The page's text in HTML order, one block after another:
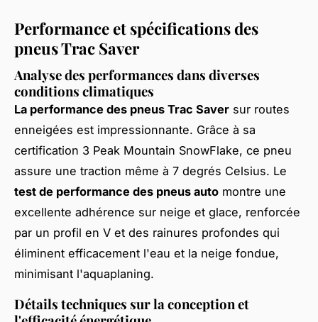
Performance et spécifications des
pneus Trac Saver
Analyse des performances dans diverses
conditions climatiques
La performance des pneus Trac Saver sur routes
enneigées est impressionnante. Grâce à sa
certification 3 Peak Mountain SnowFlake, ce pneu
assure une traction même à 7 degrés Celsius. Le
test de performance des pneus auto montre une
excellente adhérence sur neige et glace, renforcée
par un profil en V et des rainures profondes qui
éliminent efficacement l'eau et la neige fondue,
minimisant l'aquaplaning.
Détails techniques sur la conception et